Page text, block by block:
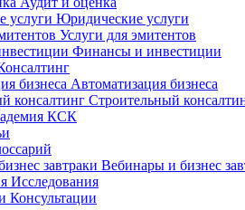
услуги Юридические услуги
Услуги для эмитентов
Финансы и инвестиции
бизнеса Автоматизация бизнеса
консалтинг Строительный
КСК
завтраки Вебинары и бизнес
Исследования
Консультации